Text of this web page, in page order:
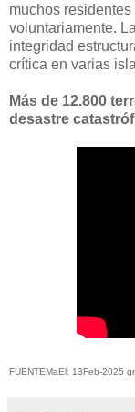
muchos
voluntariamente.
integridad
crítica en varias
Más de 12.800
desastre
FUENTEMaEl: 13Feb-2025